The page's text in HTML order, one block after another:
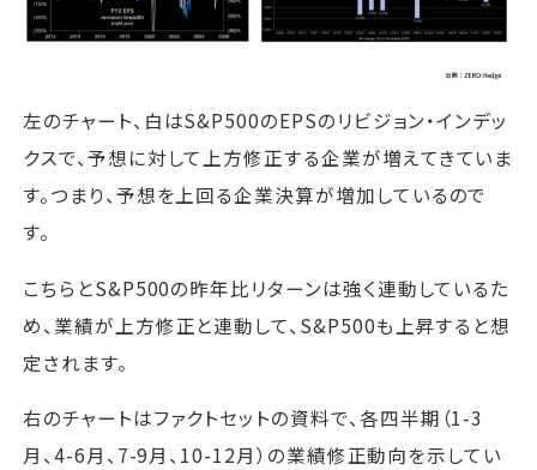
左のチャート、白はS&P500のEPSのリビジョン・インデッ
クスで、予想に対して上方修正する企業が増えてきていま
す。つまり、予想を上回る企業決算が増加しているので
す。
こちらとS&P500の昨年比リターンは強く連動しているた
め、業績が上方修正と連動して、S&P500も上昇すると想
定されます。
右のチャートはファクトセットの資料で、各四半期（1-3
月、4-6月、7-9月、10-12月）の業績修正動向を示してい